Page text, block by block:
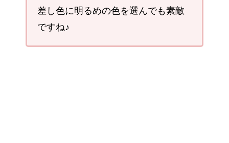
差し色に明るめの色を選んでも素敵
ですね♪